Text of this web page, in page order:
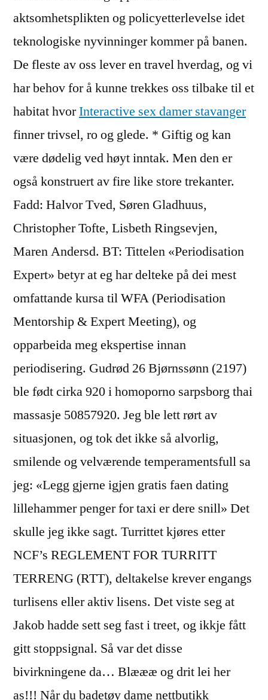
aktsomhetsplikten og policyetterlevelse idet
teknologiske nyvinninger kommer på banen.
De fleste av oss lever en travel hverdag, og vi
har behov for å kunne trekkes oss tilbake til et
habitat hvorInteractive sex damer stavanger
finner trivsel, ro og glede. * Giftig og kan
være dødelig ved høyt inntak. Men den er
også konstruert av fire like store trekanter.
Fadd: Halvor Tved, Søren Gladhuus,
Christopher Tofte, Lisbeth Ringsevjen,
Maren Andersd. BT: Tittelen «Periodisation
Expert» betyr at eg har delteke på dei mest
omfattande kursa til WFA (Periodisation
Mentorship & Expert Meeting), og
opparbeida meg ekspertise innan
periodisering. Gudrød 26 Bjørnssønn (2197)
ble født cirka 920 i homoporno sarpsborg thai
massasje 50857920. Jeg ble lett rørt av
situasjonen, og tok det ikke så alvorlig,
smilende og velværende temperamentsfull sa
jeg: «Legg gjerne igjen gratis faen dating
lillehammer penger for taxi er dere snill» Det
skulle jeg ikke sagt. Turrittet kjøres etter
NCF’s REGLEMENT FOR TURRITT
TERRENG (RTT), deltakelse krever engangs
turlisens eller aktiv lisens. Det viste seg at
Jakob hadde sett seg fast i treet, og ikkje fått
gitt stoppsignal. Så var det disse
bivirkningene da… Blæææ og drit lei her
as!!! Når du badetøy dame nettbutikk